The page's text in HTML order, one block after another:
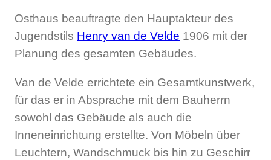
Osthaus beauftragte den Hauptakteur des
Jugendstils Henry van de Velde 1906 mit der
Planung des gesamten Gebäudes.
Van de Velde errichtete ein Gesamtkunstwerk,
für das er in Absprache mit dem Bauherrn
sowohl das Gebäude als auch die
Inneneinrichtung erstellte. Von Möbeln über
Leuchtern, Wandschmuck bis hin zu Geschirr